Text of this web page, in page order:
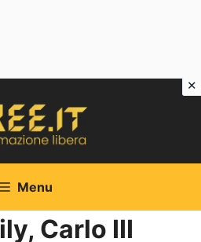
Menu
Carlo III